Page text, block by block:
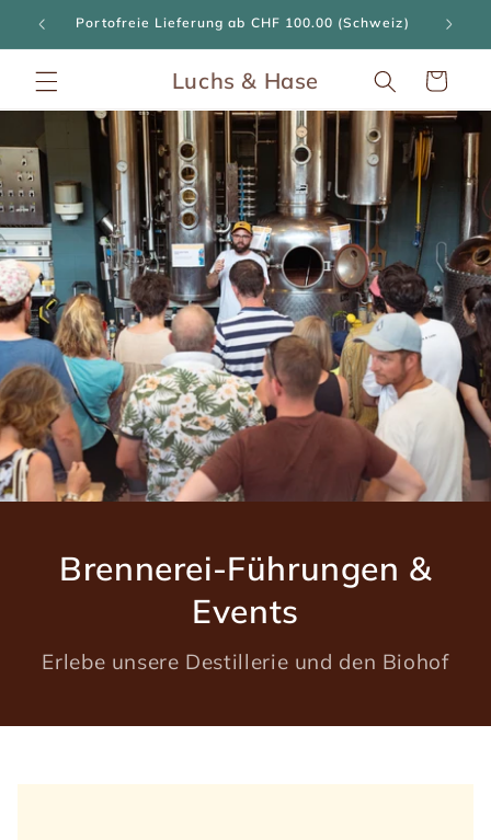
zum
Inhalt
Portofreie Lieferung ab CHF 100.00 (Schweiz)
Luchs & Hase Warenkorb
Brennerei-Führungen &
Events
Erlebe unsere Destillerie und den Biohof